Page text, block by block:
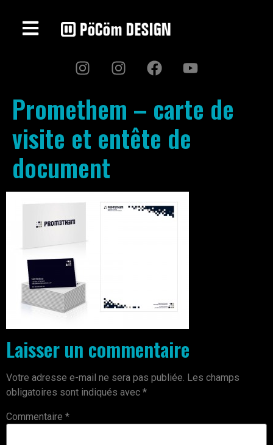
Promethem – carte de
visite et entête de
document
Laisser un commentaire
Votre adresse e-mail ne sera pas publiée. Les champs
obligatoires sont indiqués avec *
Commentaire *